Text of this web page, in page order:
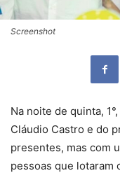
Screenshot
Na noite de quinta,
Cláudio Castro e do
presentes, mas com
pessoas que lotaram